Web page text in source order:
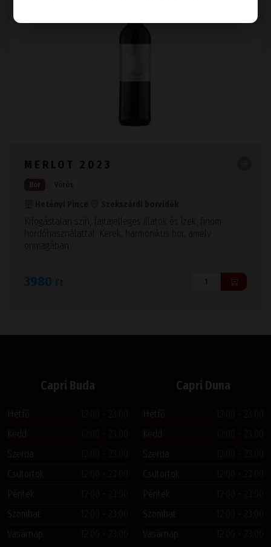
MERLOT 2023
Kifogástalan szín, fajtajelleges illatok és ízek, finom
hordóhasználattal. Kerek, harmonikus bor, amely
önmagában
3980 Ft
Capri Buda
Hétfő
12:00 - 23:00
Kedd
12:00 - 23:00
Szerda
12:00 - 23:00
Csütörtök
12:00 - 23:00
Péntek
12:00 - 23:00
Szombat
12:00 - 23:00
Vasárnap
12:00 - 23:00
Capri Duna
Hétfő
12:00 - 23:00
Kedd
12:00 - 23:00
Szerda
12:00 - 23:00
Csütörtök
12:00 - 23:00
Péntek
12:00 - 23:00
Szombat
12:00 - 23:00
Vasárnap
12:00 - 23:00